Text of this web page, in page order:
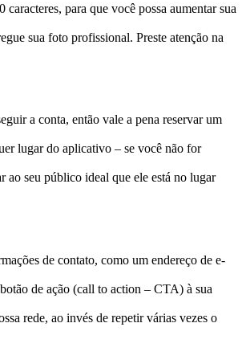
para que você possa aumentar sua
sua foto profissional. Preste atenção na
a conta, então vale a pena reservar um
lugar do aplicativo – se você não for
ao seu público ideal que ele está no lugar
de contato, como um endereço de e-
de ação (call to action – CTA) à sua
rede, ao invés de repetir várias vezes o